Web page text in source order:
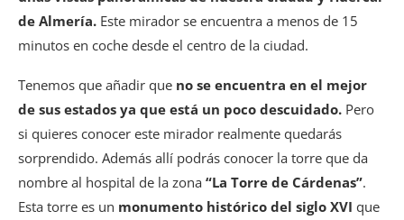
de Almería. Este mirador se encuentra a menos de 15
minutos en coche desde el centro de la ciudad.
Tenemos que añadir que no se encuentra en el mejor
de sus estados ya que está un poco descuidado. Pero
si quieres conocer este mirador realmente quedarás
sorprendido. Además allí podrás conocer la torre que da
nombre al hospital de la zona “La Torre de Cárdenas”.
Esta torre es un monumento histórico del siglo XVI que